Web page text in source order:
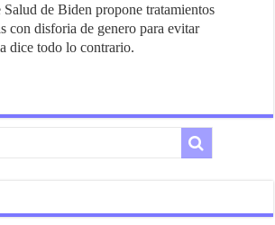
Salud de Biden propone tratamientos
con disforia de genero para evitar
dice todo lo contrario.